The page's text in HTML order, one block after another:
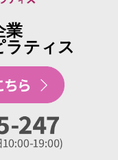
業
ラティス